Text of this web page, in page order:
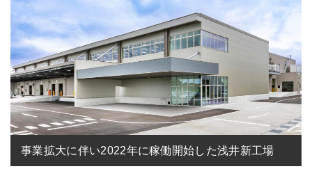
事業拡大に伴い2022年に稼働開始した浅井新工場